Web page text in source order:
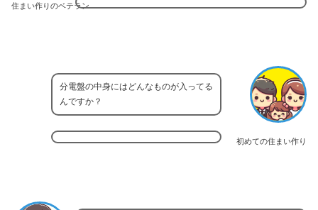
住まい作りのベテラン
初めての住まい作り
分電盤の中身にはどんなものが入ってる
んですか？